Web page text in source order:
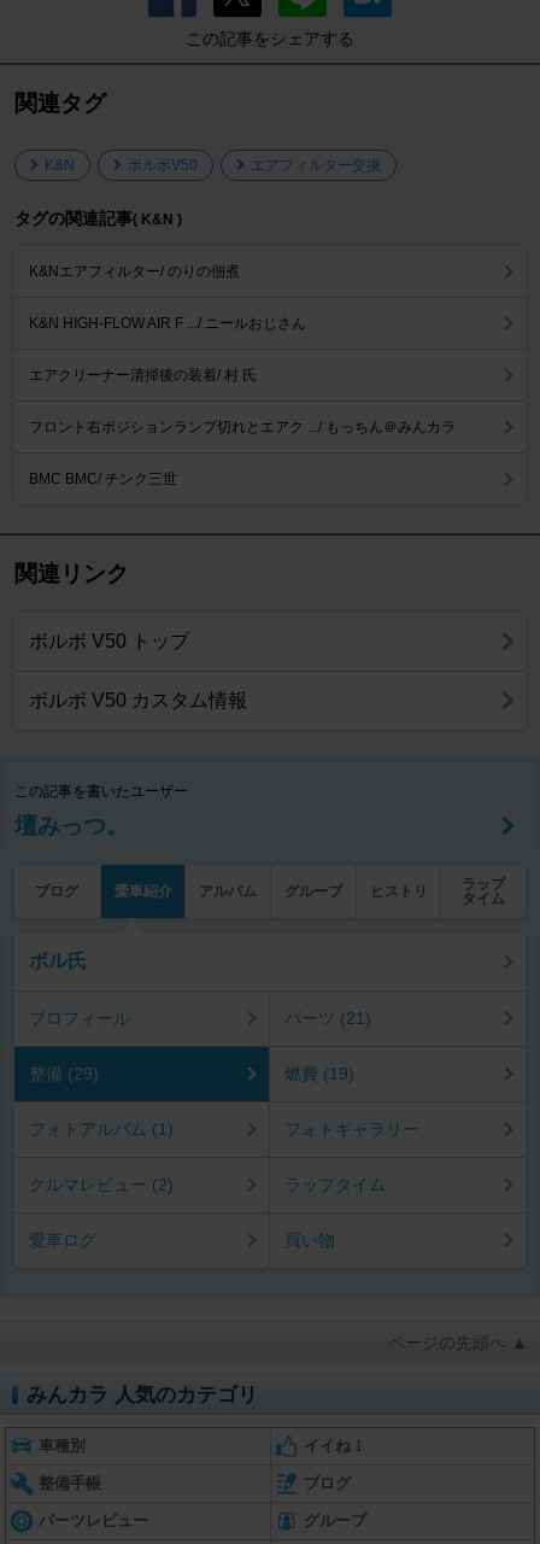
この記事をシェアする
関連タグ
K&N ボルボV50 エアフィルター交換
タグの関連記事( K&N )
K&Nエアフィルター/ のりの佃煮
K&N HIGH-FLOW AIR F .../ ニールおじさん
エアクリーナー清掃後の装着/ 村 氏
フロント右ポジションランプ切れとエアク .../ もっちん＠みんカラ
BMC BMC/ チンク三世
関連リンク
ボルボ V50 トップ
ボルボ V50 カスタム情報
この記事を書いたユーザー
壇みっつ。
ブログ 愛車紹介 アルバム グループ ヒストリ
ラップ
タイム
ボル氏
プロフィール パーツ (21)
整備 (29) 燃費 (19)
フォトアルバム (1) フォトギャラリー
クルマレビュー (2) ラップタイム
愛車ログ 買い物
ページの先頭へ ▲
みんカラ 人気のカテゴリ
車種別 イイね！
整備手帳 ブログ
パーツレビュー グループ